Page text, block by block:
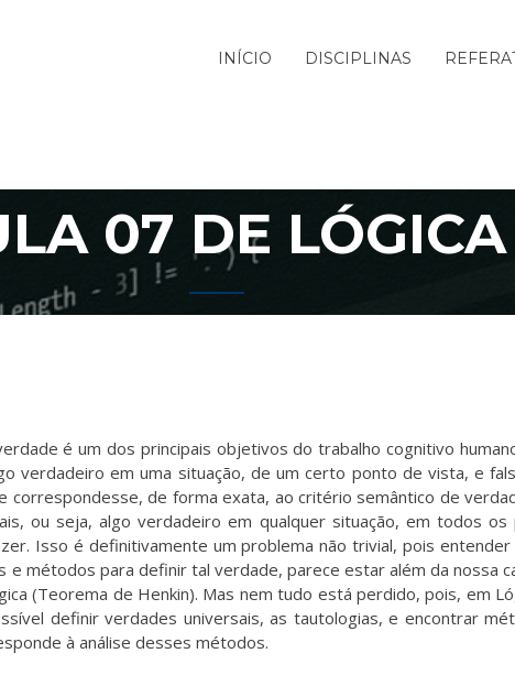
INÍCIO DISCIPLINAS
07 DE LÓGICA
é um dos principais objetivos do trabalho cognitivo
verdadeiro em uma situação, de um certo ponto de vista, e
de forma exata, ao critério semântico de
ou seja, algo verdadeiro em qualquer situação, em todos
Isso é definitivamente um problema não trivial, pois
métodos para definir tal verdade, parece estar além da nossa
(Teorema de Henkin). Mas nem tudo está perdido, pois, em
definir verdades universais, as tautologias, e encontrar
à análise desses métodos.